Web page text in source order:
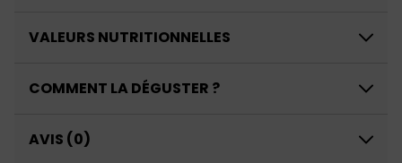
VALEURS NUTRITIONNELLES
COMMENT LA DÉGUSTER ?
AVIS (0)